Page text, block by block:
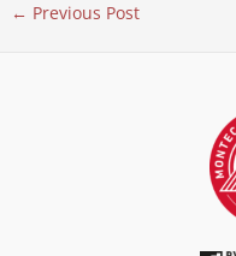
← Previous Post